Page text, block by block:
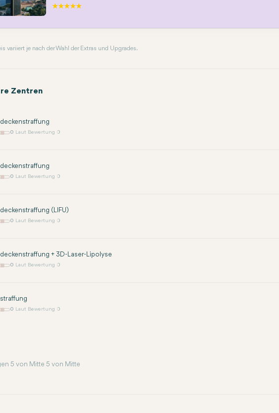
variiert je nach der Wahl der Extras und Upgrades.
Zentren
0 Laut Bewertung 0
0 Laut Bewertung 0
(LIFU)
0 Laut Bewertung 0
+ 3D-Laser-Lipolyse
0 Laut Bewertung 0
0 Laut Bewertung 0
5 von Mitte 5 von Mitte